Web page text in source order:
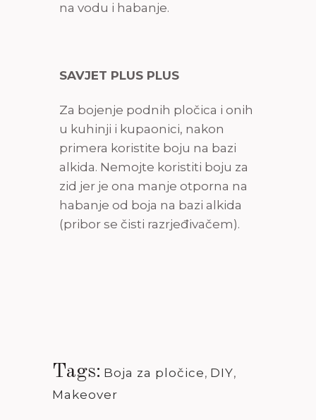
na vodu i habanje.
SAVJET PLUS PLUS
Za bojenje podnih pločica i onih
u kuhinji i kupaonici, nakon
primera koristite boju na bazi
alkida. Nemojte koristiti boju za
zid jer je ona manje otporna na
habanje od boja na bazi alkida
(pribor se čisti razrjeđivačem).
Tags: Boja za pločice, DIY,
Makeover